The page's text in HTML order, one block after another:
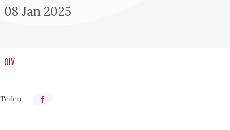
08 Jan 2025
OIV